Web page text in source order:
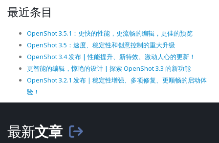
最近条目
OpenShot 3.5.1：更快的性能，更流畅的编辑，更佳的预览
OpenShot 3.5：速度、稳定性和创意控制的重大升级
OpenShot 3.4 发布 | 性能提升、新特效、激动人心的更新！
更智能的编辑，惊艳的设计 | 探索 OpenShot 3.3 的新功能
OpenShot 3.2.1 发布 | 稳定性增强、多项修复、更顺畅的启动体
验！
最新文章